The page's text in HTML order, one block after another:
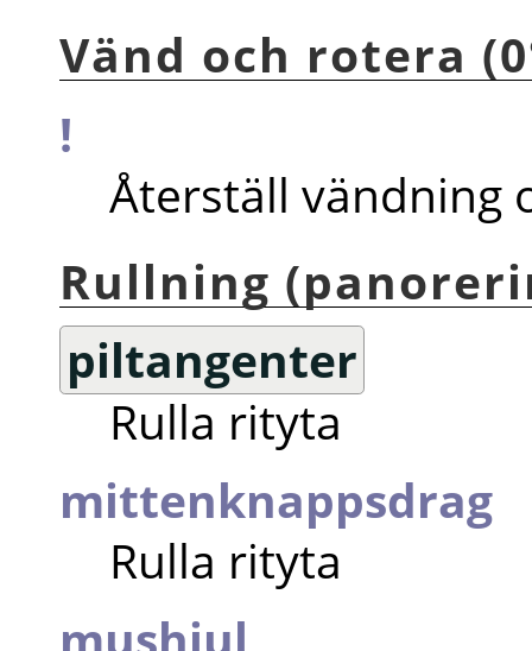
Vänd och rotera
!
Återställ vändning
Rullning
piltangenter
Rulla rityta
mittenknappsdrag
Rulla rityta
mushjul